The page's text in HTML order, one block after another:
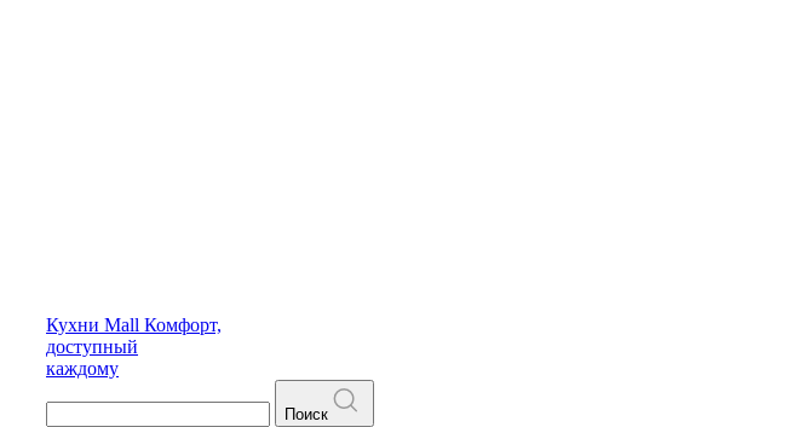
Кухни Mall Комфорт,
доступный
каждому
Поиск